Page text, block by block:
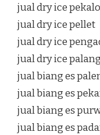
jual dry ice
jual dry ice pellet
jual dry ice
jual dry ice
jual biang es
jual biang es
jual biang es
jual biang es